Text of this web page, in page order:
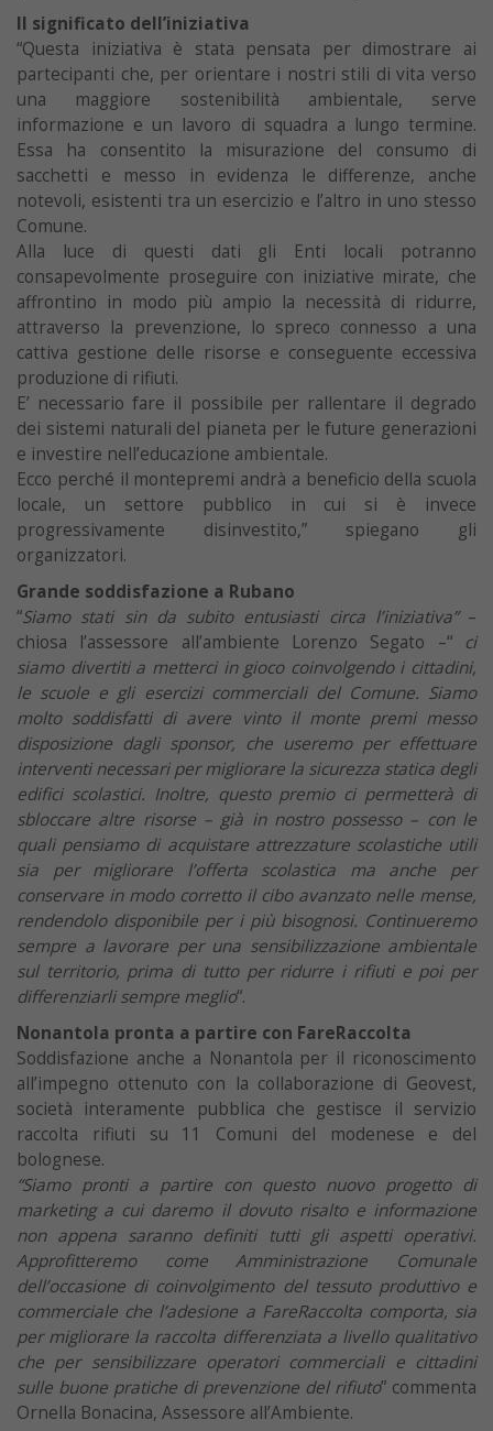
Il significato dell’iniziativa
“Questa iniziativa è stata pensata per dimostrare ai
partecipanti che, per orientare i nostri stili di vita verso
una maggiore sostenibilità ambientale, serve
informazione e un lavoro di squadra a lungo termine.
Essa ha consentito la misurazione del consumo di
sacchetti e messo in evidenza le differenze, anche
notevoli, esistenti tra un esercizio e l’altro in uno stesso
Comune.
Alla luce di questi dati gli Enti locali potranno
consapevolmente proseguire con iniziative mirate, che
affrontino in modo più ampio la necessità di ridurre,
attraverso la prevenzione, lo spreco connesso a una
cattiva gestione delle risorse e conseguente eccessiva
produzione di rifiuti.
E’ necessario fare il possibile per rallentare il degrado
dei sistemi naturali del pianeta per le future generazioni
e investire nell’educazione ambientale.
Ecco perché il montepremi andrà a beneficio della scuola
locale, un settore pubblico in cui si è invece
progressivamente disinvestito,” spiegano gli
organizzatori.
Grande soddisfazione a Rubano
“Siamo stati sin da subito entusiasti circa l’iniziativa”–
chiosa l’assessore all’ambiente Lorenzo Segato –“ ci
siamo divertiti a metterci in gioco coinvolgendo i cittadini,
le scuole e gli esercizi commerciali del Comune. Siamo
molto soddisfatti di avere vinto il monte premi messo
disposizione dagli sponsor, che useremo per effettuare
interventi necessari per migliorare la sicurezza statica degli
edifici scolastici. Inoltre, questo premio ci permetterà di
sbloccare altre risorse – già in nostro possesso – con le
quali pensiamo di acquistare attrezzature scolastiche utili
sia per migliorare l’offerta scolastica ma anche per
conservare in modo corretto il cibo avanzato nelle mense,
rendendolo disponibile per i più bisognosi. Continueremo
sempre a lavorare per una sensibilizzazione ambientale
sul territorio, prima di tutto per ridurre i rifiuti e poi per
differenziarli sempre meglio“.
Nonantola pronta a partire con FareRaccolta
Soddisfazione anche a Nonantola per il riconoscimento
all’impegno ottenuto con la collaborazione di Geovest,
società interamente pubblica che gestisce il servizio
raccolta rifiuti su 11 Comuni del modenese e del
bolognese.
“Siamo pronti a partire con questo nuovo progetto di
marketing a cui daremo il dovuto risalto e informazione
non appena saranno definiti tutti gli aspetti operativi.
Approfitteremo come Amministrazione Comunale
dell’occasione di coinvolgimento del tessuto produttivo e
commerciale che l’adesione a FareRaccolta comporta, sia
per migliorare la raccolta differenziata a livello qualitativo
che per sensibilizzare operatori commerciali e cittadini
sulle buone pratiche di prevenzione del rifiuto” commenta
Ornella Bonacina, Assessore all’Ambiente.